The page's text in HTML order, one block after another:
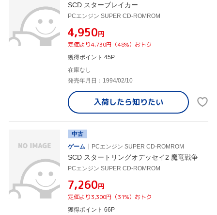
SCD スターブレイカー
PCエンジン SUPER CD-ROMROM
¥4,950円
定価より4,730円（48%）おトク
獲得ポイント 45P
在庫なし
発売年月日：1994/02/10
入荷したら知りたい
中古
ゲーム
PCエンジン SUPER CD-ROMROM
SCD スタートリングオデッセイ2 魔竜戦争
PCエンジン SUPER CD-ROMROM
¥7,260円
定価より3,300円（31%）おトク
獲得ポイント 66P